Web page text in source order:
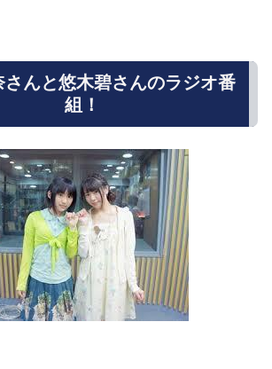
さんと悠木碧さんのラジオ番
組！